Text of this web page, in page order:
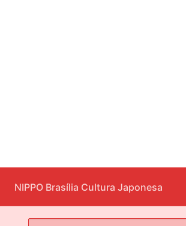
para
o
conteúdo
NIPPO Brasília Cultura Japonesa